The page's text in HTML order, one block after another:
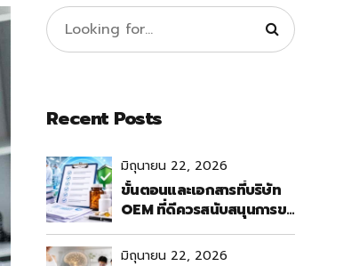
Recent Posts
มิถุนายน 22, 2026
ขั้นตอนและเอกสารที่บริษัท
OEM ที่ดีควรสนับสนุนการขอ
อนุญาตผลิตภัณฑ์อาหาร
เสริม
มิถุนายน 22, 2026